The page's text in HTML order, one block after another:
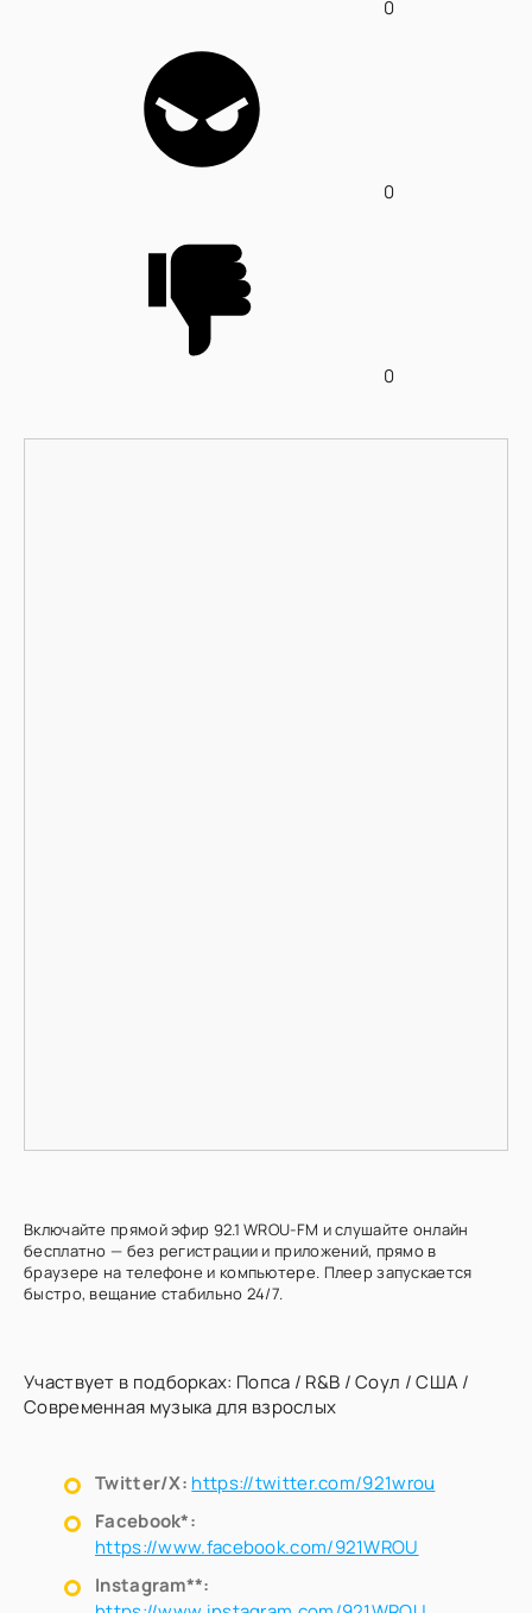
0
0
0
Включайте прямой эфир 92.1 WROU-FM и слушайте онлайн
бесплатно — без регистрации и приложений, прямо в
браузере на телефоне и компьютере. Плеер запускается
быстро, вещание стабильно 24/7.
Участвует в подборках: Попса / R&B /Соул /США /
Современная музыка для взрослых
Twitter/X: https://twitter.com/921wrou
Facebook*:
https://www.facebook.com/921WROU
Instagram**: